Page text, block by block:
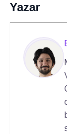
Yazar